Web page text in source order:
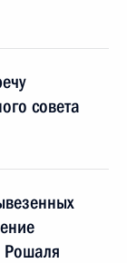
совета
Рошаля